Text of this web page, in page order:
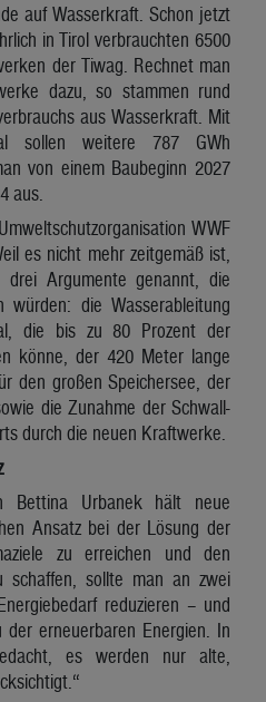
auf Wasserkraft. Schon jetzt
in Tirol verbrauchten 6500
der Tiwag. Rechnet man
dazu, so stammen rund
aus Wasserkraft. Mit
sollen weitere 787 GWh
von einem Baubeginn 2027
aus.
WWF
es nicht mehr zeitgemäß ist,
Argumente genannt, die
die Wasserableitung
die bis zu 80 Prozent der
könne, der 420 Meter lange
den großen Speichersee, der
die Zunahme der Schwall-
durch die neuen Kraftwerke.
Bettina Urbanek hält neue
Ansatz bei der Lösung der
zu erreichen und den
sollte man an zwei
reduzieren – und
erneuerbaren Energien. In
es werden nur alte,